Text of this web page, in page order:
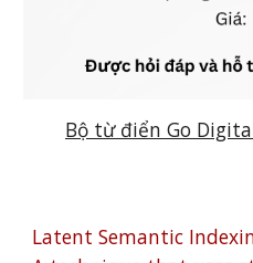
Bộ từ điển Go
Latent Semantic